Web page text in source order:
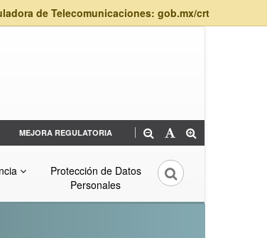
de Telecomunicaciones: gob.mx/crt
MEJORA REGULATORIA
Protección de Datos
Personales